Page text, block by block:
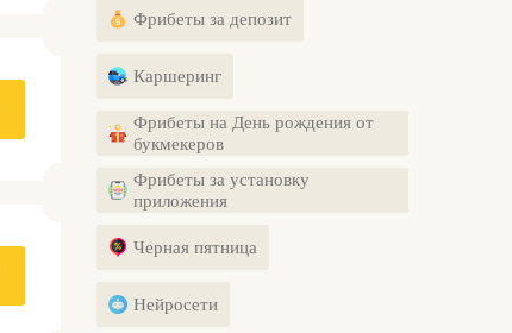
Фрибеты за депозит
Каршеринг
Фрибеты на День рождения от
букмекеров
Фрибеты за установку
приложения
Черная пятница
Нейросети